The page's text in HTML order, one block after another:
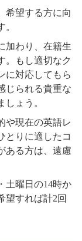
希望する方に向
加わり、在籍生
。もし適切なク
に対応してもら
じられる貴重な
ょう。
や現在の英語レ
とりに適したコ
ある方は、遠慮
土曜日の14時か
望すれば計2回